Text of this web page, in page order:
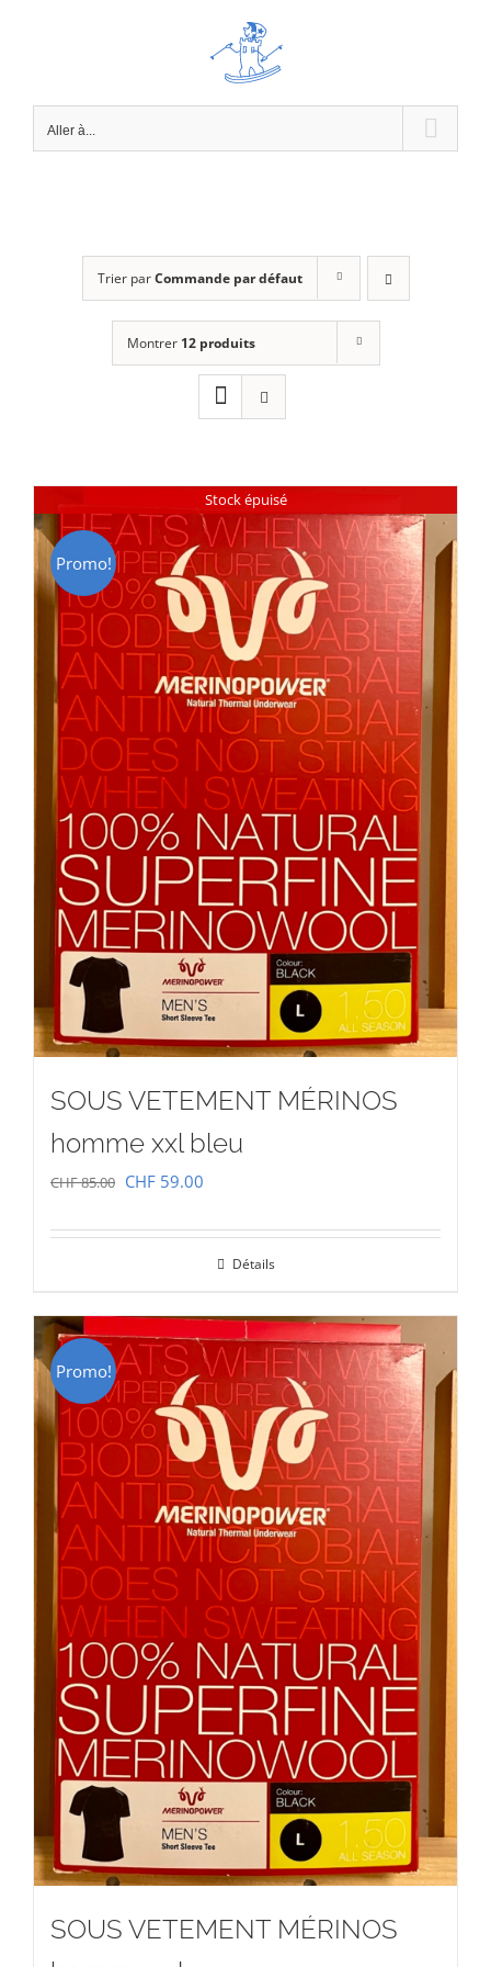
Aller à...
Trier parCommande par défaut
Montrer 12 produits
Stock épuisé
Promo!
SOUS VETEMENT MÉRINOS
homme xxl bleu
CHF85.00 Le
initial
CHF 85.00.
CHF 59.00
actuel
CHF 59.00.
Détails
Promo!
SOUS VETEMENT MÉRINOS